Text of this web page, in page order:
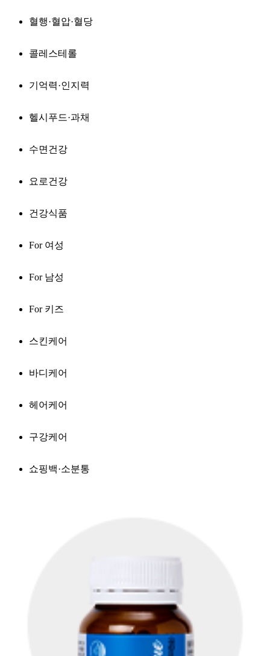
혈행·혈압·혈당
콜레스테롤
기억력·인지력
헬시푸드·과채
수면건강
요로건강
건강식품
For 여성
For 남성
For 키즈
스킨케어
바디케어
헤어케어
구강케어
쇼핑백·소분통